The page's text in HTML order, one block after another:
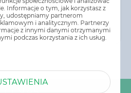
Informacje o tym, jak korzystasz z
udostępniamy partnerom
i analitycznym. Partnerzy
z innymi danymi otrzymanymi
podczas korzystania z ich usług.